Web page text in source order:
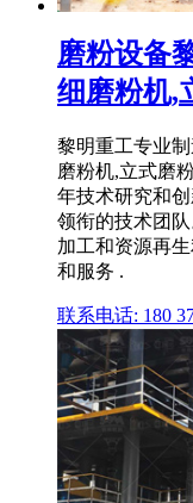
磨粉设备
细磨粉机,
黎明重工专业
磨粉机,立式磨
年技术研究和
领衔的技术团
加工和资源再
和服务 .
联系电话: 180